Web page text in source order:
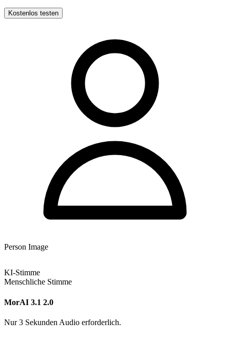
Kostenlos testen
Person Image
KI-Stimme
Menschliche Stimme
MorAI 3.1 2.0
Nur 3 Sekunden Audio erforderlich.